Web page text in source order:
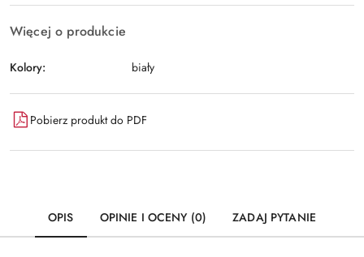
Więcej o produkcie
Kolory: biały
Pobierz produkt do PDF
OPIS OPINIE I OCENY (0) ZADAJ PYTANIE